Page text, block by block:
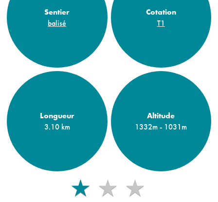
Sentier
balisé
Cotation
T1
Longueur
3.10 km
Altitude
1332m - 1031m
★
★ ★ ★